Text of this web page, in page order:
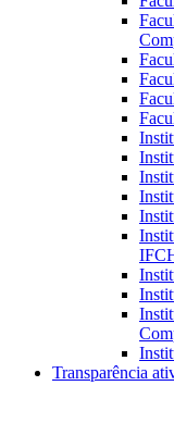
Transparência